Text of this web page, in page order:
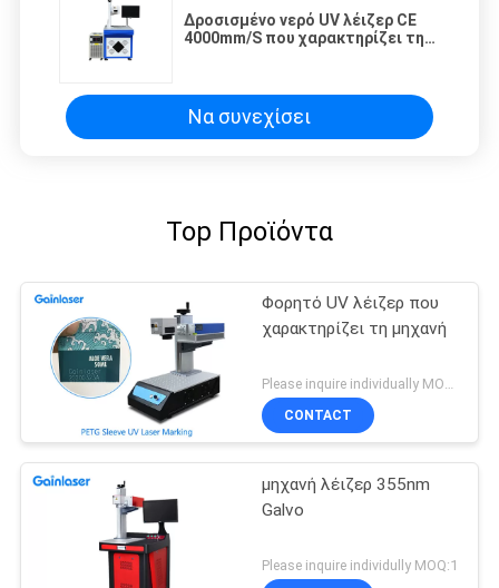
Δροσισμένο νερό UV λέιζερ CE
4000mm/S που χαρακτηρίζει τη
Να συνεχίσει
Top Προϊόντα
Φορητό UV λέιζερ που
χαρακτηρίζει τη μηχανή
Please inquire individually MOQ:1
CONTACT
μηχανή λέιζερ 355nm
Galvo
Please inquire individully MOQ:1